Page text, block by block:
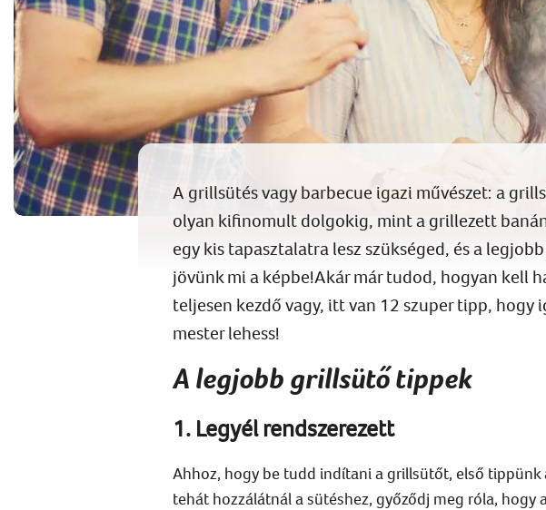
A grillsütés vagy barbecue igazi művészet: a
olyan kifinomult dolgokig, mint a grillezett
egy kis tapasztalatra lesz szükséged, és a
jövünk mi a képbe!Akár már tudod, hogyan kell
teljesen kezdő vagy, itt van 12 szuper tipp, hogy
mester lehess!
A legjobb grillsütő tippek
1. Legyél rendszerezett
Ahhoz, hogy be tudd indítani a grillsütőt, első tippünk
tehát hozzálátnál a sütéshez, győződj meg róla, hogy